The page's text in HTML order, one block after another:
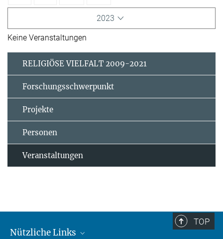
2023
Keine Veranstaltungen
RELIGIÖSE VIELFALT 2009-2021
Forschungsschwerpunkt
Projekte
Personen
Veranstaltungen
TOP
Nützliche Links